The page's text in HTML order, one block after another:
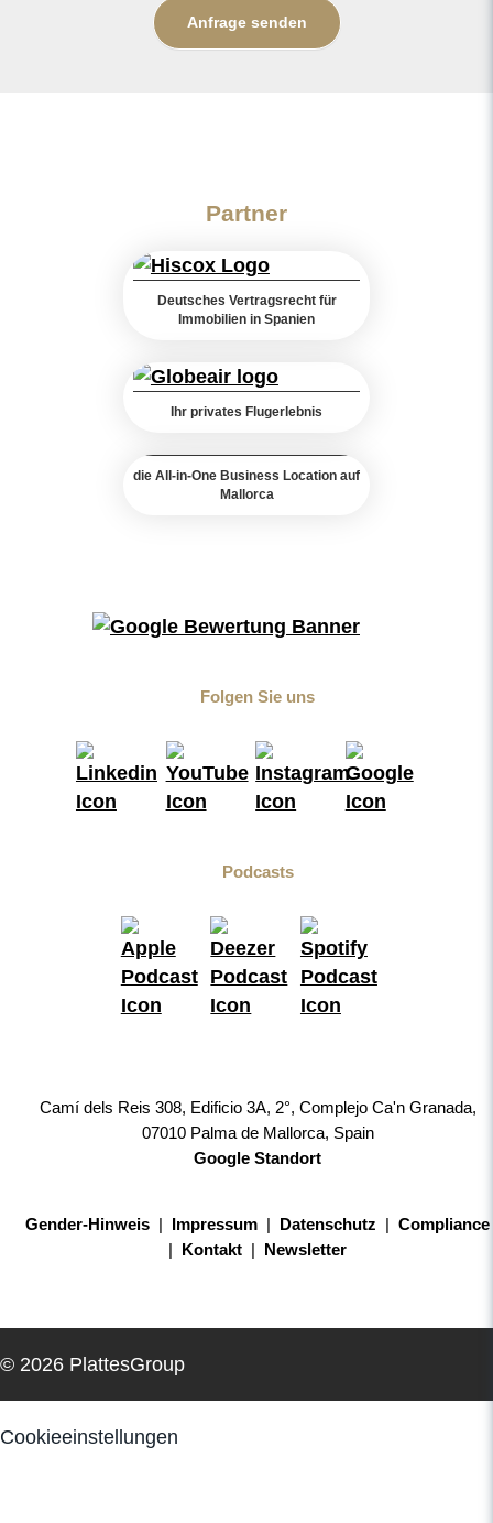
Partner
Deutsches Vertragsrecht für
Immobilien in Spanien
Ihr privates Flugerlebnis
die All-in-One Business Location auf
Mallorca
Folgen Sie uns
Podcasts
Camí dels Reis 308, Edificio 3A, 2°, Complejo Ca'n Granada,
07010 Palma de Mallorca, Spain
Google Standort
Gender-Hinweis | Impressum | Datenschutz | Compliance
| Kontakt | Newsletter
© 2026 PlattesGroup
Cookieeinstellungen